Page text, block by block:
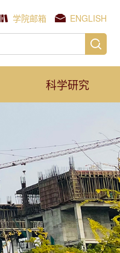
学院邮箱 ENGLISH
科学研究